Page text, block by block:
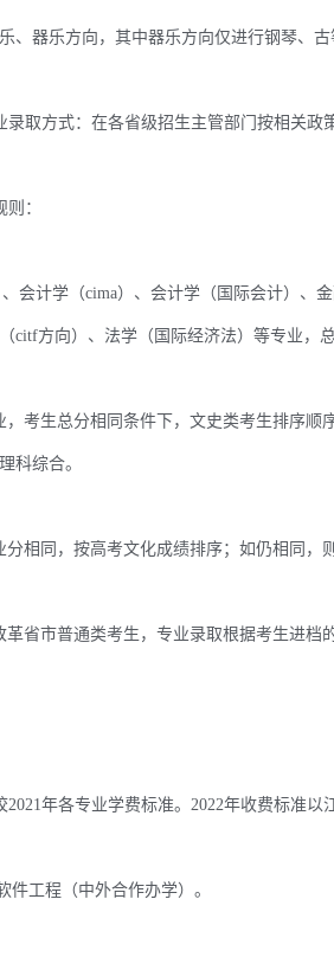
器乐方向，其中器乐方向仅进行钢琴、古
方式：在各省级招生主管部门按相关政
：
计学（cima）、会计学（国际会计）、
citf方向）、法学（国际经济法）等专业，
生总分相同条件下，文史类考生排序顺
科综合。
同，按高考文化成绩排序；如仍相同，
市普通类考生，专业录取根据考生进档
年各专业学费标准。2022年收费标准以
工程（中外合作办学）。